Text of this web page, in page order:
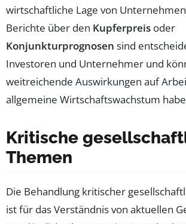
wirtschaftliche Lage von
Berichte über den Kupferpreis oder
Konjunkturprognosen sind
Investoren und Unternehmer und
weitreichende Auswirkungen auf
allgemeine Wirtschaftswachstum
Kritische
Themen
Die Behandlung kritischer
ist für das Verständnis von aktuellen